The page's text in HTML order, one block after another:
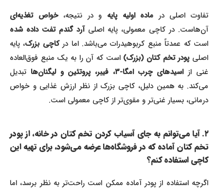
تفاوت اصلی درماده اولیه پایهو در نتیجه،خواص تغذیه‌ای
آن‌هاست. در کاچی معمولی، پایه اصلیآرد گندم تفت داده شده
است که عمدتاً منبع کربوهیدرات می‌باشد. اما در کاچی بزرک، پایه
اصلیپودر تخم کتان (بزرک)است که آن را به یک منبع فوق‌العاده
غنی از اسیدهای چرب امگا-۳، فیبر، پروتئین و لیگنان‌ها
تبدیل
می‌کند. به همین دلیل، کاچی بزرک از نظر ارزش غذایی و خواص
درمانی، بسیار غنی‌تر و مقوی‌تر از کاچی معمولی است.
۲. آیا می‌توانم به جای آسیاب کردن تخم کتان در خانه، از پودر
تخم کتان آماده که در فروشگاه‌ها عرضه می‌شود، برای تهیه این
کاچی استفاده کنم؟
اگرچه استفاده از پودر آماده ممکن است راحت‌تر به نظر برسد، اما